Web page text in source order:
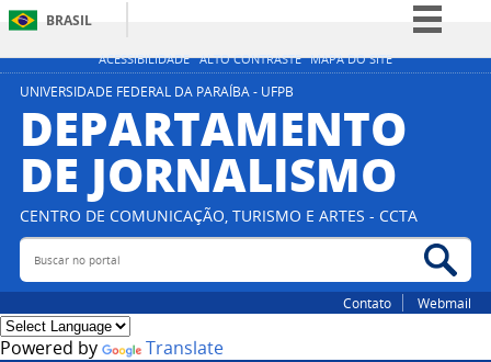
ACESSIBILIDADE ALTO CONTRASTE MAPA DO SITE
BRASIL
Simplifique!
Participe
Acesso à informação
Legislação
UNIVERSIDADE FEDERAL DA PARAÍBA - UFPB
DEPARTAMENTO
DE JORNALISMO
CENTRO DE COMUNICAÇÃO, TURISMO E ARTES - CCTA
Buscar no portal
Contato Webmail
Powered by Translate